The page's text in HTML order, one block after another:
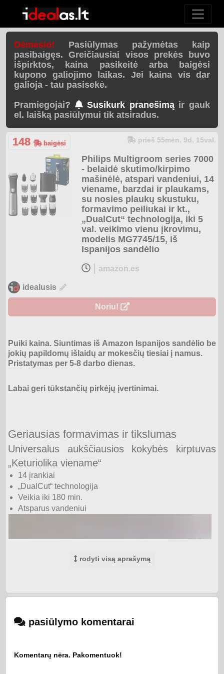
Dėmesio! Pasiūlymas pažymėtas kaip
pasibaigęs. Greičiausiai visos prekės buvo
išpirktos, kaina pasikeitė arba baigėsi
kupono galiojimo laikas. Jei kaina vis dar
galioja - tau pasisekė.
Pramiegojai?
Susikurk pranešimąir gauk
el. laišką pasiūlymui tik atsiradus.
148 baigėsi prieš 55mėn. 9d. 15val.
Philips Multigroom series 7000
- belaidė skutimo/kirpimo
mašinėlė, atspari vandeniui, 14
viename, barzdai ir plaukams,
su nosies plaukų skustuku,
formavimo peiliukai ir kt.,
„DualCut“ technologija, iki 5
val. veikimo vienu įkrovimu,
modelis MG7745/15, iš
Ispanijos sandėlio
| amazon.es
idealusis
Noriu!
Puiki kaina. Siuntimas iš Amazon Ispanijos sandėlio be
jokių papildomų išlaidų ar mokesčių tiesiai į namus.
Pristatymas per 5-8 darbo dienas.
Labai geri tūkstančių pirkėjų įvertinimai.
Geriausias formavimas ir tikslumas
Universalus aukščiausios kokybės kirptuvas
„Keturiolika viename“
14 įrankiai
„DualCut“ technologija
Veikia iki 180 min.
Atsparus vandeniui
tikslumo „DualCut“ technologija. Jame yra 2 k. daugiau
rodyti visą aprašymą
pasiūlymo komentarai
Komentarų nėra. Pakomentuok!